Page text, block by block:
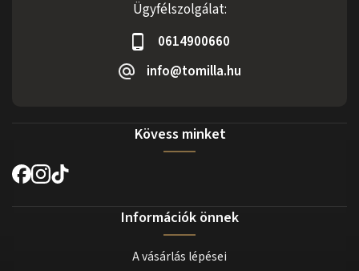
Ügyfélszolgálat:
0614900660
info@tomilla.hu
Kövess minket
Információk önnek
A vásárlás lépései